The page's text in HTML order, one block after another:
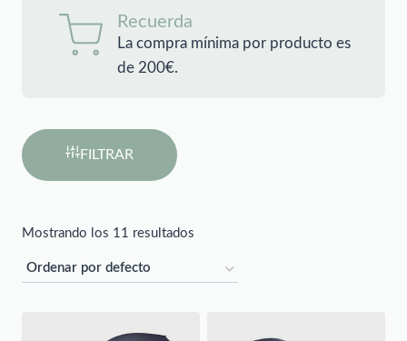
Recuerda
La compra mínima por producto es
de 200€.
FILTRAR
Mostrando los 11 resultados